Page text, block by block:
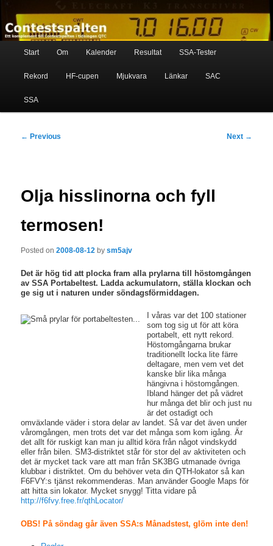
Skip
primary
content
Contestspalten
Start Om Kalender Resultat SSA-Tester
Rekord HF-cupen Mjukvara Länkar SAC
SSA
Post
← Previous Next →
Olja hisslinorna och fyll
termosen!
Posted on2008-08-12 bysm5ajv
Det är hög tid att plocka fram alla prylarna till höstomgången
av SSA Portabeltest. Ladda ackumulatorn, ställa klockan och
ge sig ut i naturen under söndagsförmiddagen.
I våras var det 100 stationer
som tog sig ut för att köra
portabelt, ett nytt rekord.
Höstomgångarna brukar
traditionellt locka lite färre
deltagare, men vem vet det
kanske blir lika många
hängivna i höstomgången.
Ibland hänger det på vädret
hur många det blir och just nu
är det ostadigt och
omväxlande väder i stora delar av landet. Så var det även under
våromgången, men trots det var det många som kom igång. Är
det allt för ruskigt kan man ju alltid köra från något vindskydd
eller från bilen. SM3-distriktet står för stor del av aktiviteten och
det är mycket tack vare att man från SK3BG utmanade övriga
klubbar i distriktet. Om du behöver veta din QTH-lokator så kan
F6FVY:s tjänst rekommenderas. Man använder Google Maps för
att hitta sin lokator. Mycket snygg! Titta vidare på
http://f6fvy.free.fr/qthLocator/
OBS! På söndag går även SSA:s Månadstest, glöm inte den!